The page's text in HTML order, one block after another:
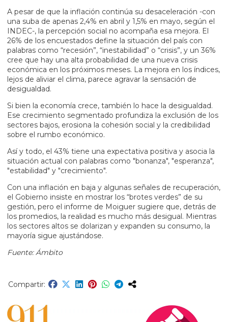
A pesar de que la inflación continúa su desaceleración -con
una suba de apenas 2,4% en abril y 1,5% en mayo, según el
INDEC-, la percepción social no acompaña esa mejora. El
26% de los encuestados define la situación del país con
palabras como “recesión”, “inestabilidad” o “crisis”, y un 36%
cree que hay una alta probabilidad de una nueva crisis
económica en los próximos meses. La mejora en los índices,
lejos de aliviar el clima, parece agravar la sensación de
desigualdad.
Si bien la economía crece, también lo hace la desigualdad.
Ese crecimiento segmentado profundiza la exclusión de los
sectores bajos, erosiona la cohesión social y la credibilidad
sobre el rumbo económico.
Así y todo, el 43% tiene una expectativa positiva y asocia la
situación actual con palabras como "bonanza", "esperanza",
"estabilidad" y "crecimiento".
Con una inflación en baja y algunas señales de recuperación,
el Gobierno insiste en mostrar los “brotes verdes” de su
gestión, pero el informe de Moiguer sugiere que, detrás de
los promedios, la realidad es mucho más desigual. Mientras
los sectores altos se dolarizan y expanden su consumo, la
mayoría sigue ajustándose.
Fuente: Ámbito